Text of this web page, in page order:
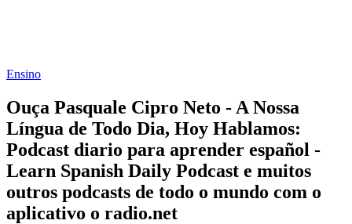
Ensino
Ouça Pasquale Cipro Neto - A Nossa
Língua de Todo Dia, Hoy Hablamos:
Podcast diario para aprender español -
Learn Spanish Daily Podcast e muitos
outros podcasts de todo o mundo com o
aplicativo o radio.net